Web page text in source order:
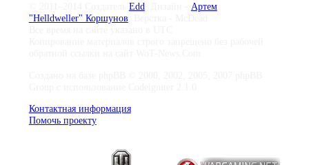
Edd
Артем
"Helldweller" Коршунов
Контактная информация
Помочь проекту